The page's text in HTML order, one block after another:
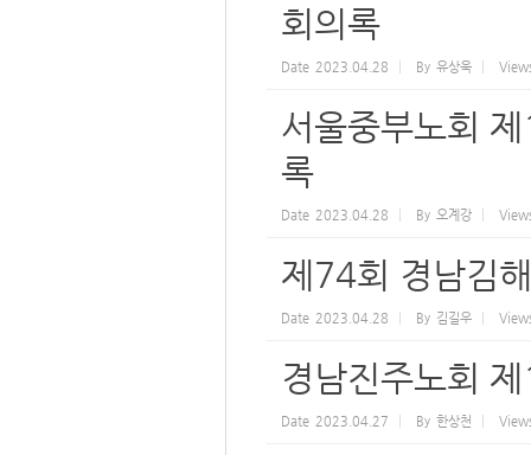
회의록
Date 2023.04.28 By 유상욱
서울중부노회
록
Date 2023.04.28 By 오계강
제74회 경남김
Date 2023.04.28 By 김길우
경남진주노회
Date 2023.04.27 By 한상천